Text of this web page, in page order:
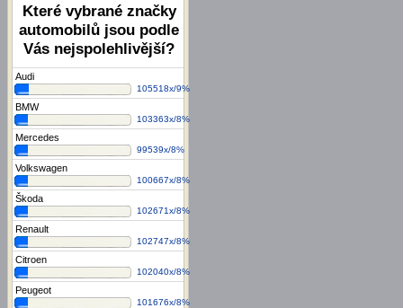
Které vybrané značky
automobilů jsou podle
Vás nejspolehlivější?
Audi
105518x/9%
BMW
103363x/8%
Mercedes
99539x/8%
Volkswagen
100667x/8%
Škoda
102671x/8%
Renault
102747x/8%
Citroen
102040x/8%
Peugeot
101676x/8%